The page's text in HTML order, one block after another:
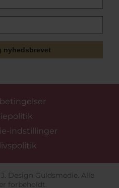
nyhedsbrevet
indstillinger
Design Guldsmedie. Alle
forbeholdt.